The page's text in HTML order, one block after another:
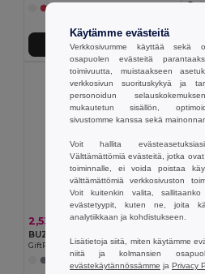
Lisää Ostokoriin
2,53 €
GiftRetail MO1447
+11 Värit
Käytämme evästeitä
Verkkosivumme käyttää sekä
osapuolen evästeitä
toimivuutta, muistaakseen
verkkosivun suorituskykyä ja
personoidun
mukautetun sisällön,
sivustomme kanssa sekä
Voit hallita
Välttämättömiä evästeitä, jotka
toiminnalle, ei voida poistaa
välttämättömiä verkkosivuston
Voit kuitenkin valita,
evästetyypit, kuten ne, joita
analytiikkaan ja kohdistukseen.
Lisätietoja siitä, miten käytämme
niitä ja kolmansien
evästekäytännössämme ja Privacy